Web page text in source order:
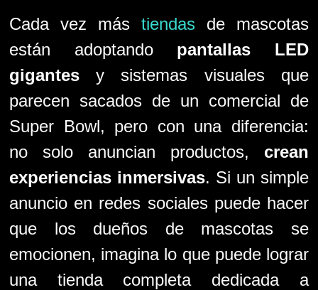
Cada vez más tiendas de mascotas
están adoptando pantallas LED
gigantes y sistemas visuales que
parecen sacados de un comercial de
Super Bowl, pero con una diferencia:
no solo anuncian productos, crean
experiencias inmersivas. Si un simple
anuncio en redes sociales puede hacer
que los dueños de mascotas se
emocionen, imagina lo que puede lograr
una tienda completa dedicada a